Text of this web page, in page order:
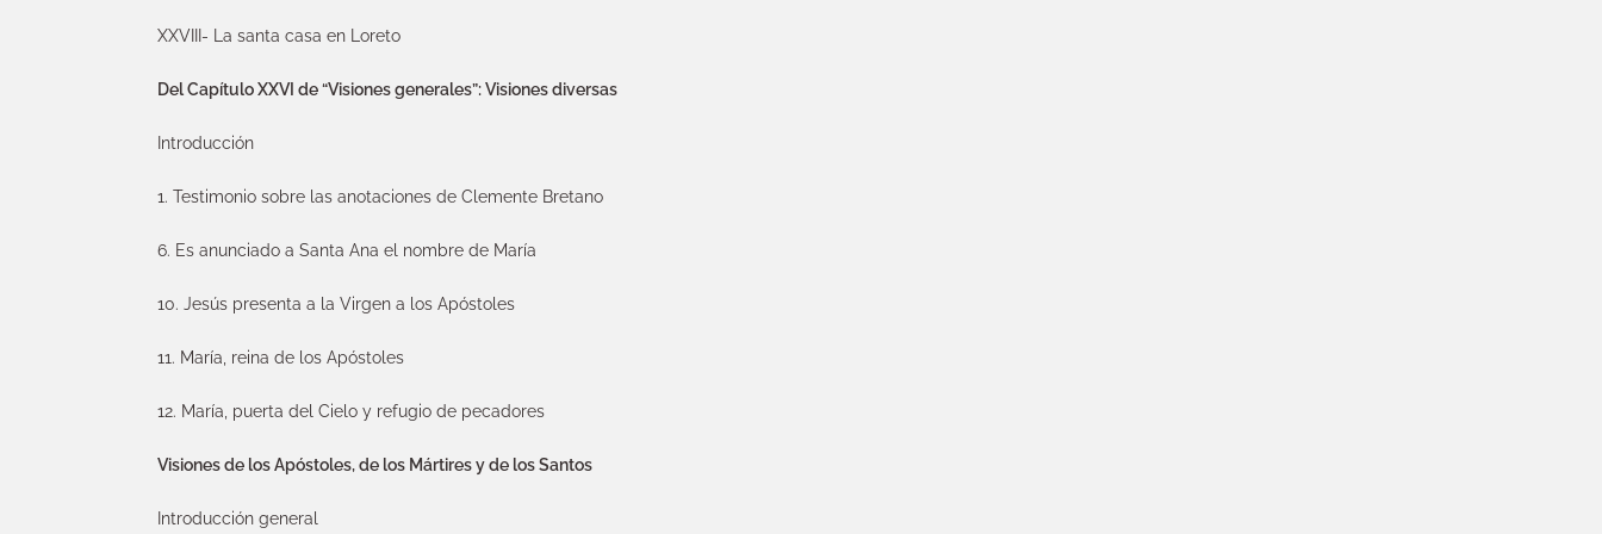
XXVIII- La santa casa en Loreto
Del Capítulo XXVI de “Visiones generales”: Visiones diversas
Introducción
1. Testimonio sobre las anotaciones de Clemente Bretano
6. Es anunciado a Santa Ana el nombre de María
10. Jesús presenta a la Virgen a los Apóstoles
11. María, reina de los Apóstoles
12. María, puerta del Cielo y refugio de pecadores
Visiones de los Apóstoles, de los Mártires y de los Santos
Introducción general